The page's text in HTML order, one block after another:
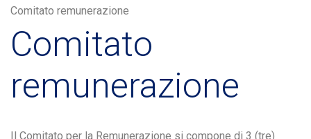
Comitato remunerazione
Comitato
remunerazione
Il Comitato per la Remunerazione si compone di 3 (tre)